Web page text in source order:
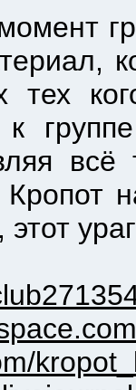
тех
этот